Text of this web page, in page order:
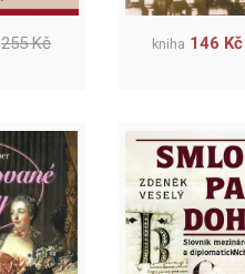
255 Kč kniha 146 Kč